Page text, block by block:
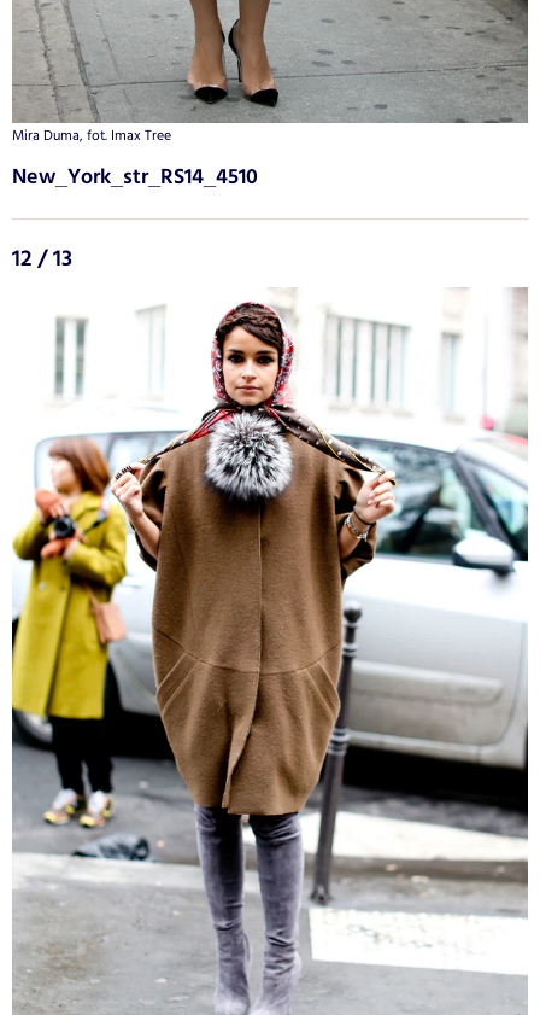
Mira Duma, fot. Imax Tree
New_York_str_RS14_4510
12 / 13